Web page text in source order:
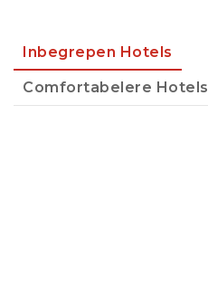
Inbegrepen Hotels
Comfortabelere Hotels